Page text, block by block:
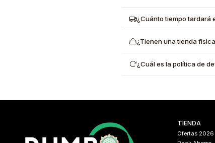
¿Cuánto tiempo tardará
¿Tienen una tienda
¿Cuál es la política de
TIENDA
Ofertas 2026